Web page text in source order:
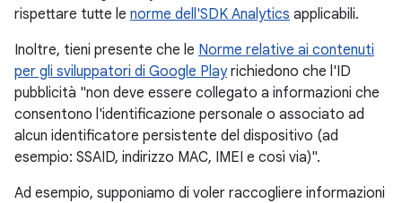
rispettare tutte le norme dell'SDK Analytics applicabili.
Inoltre, tieni presente che le Norme relative ai contenuti
per gli sviluppatori di Google Playrichiedono che l'ID
pubblicità "non deve essere collegato a informazioni che
consentono l'identificazione personale o associato ad
alcun identificatore persistente del dispositivo (ad
esempio: SSAID, indirizzo MAC, IMEI e così via)".
Ad esempio, supponiamo di voler raccogliere informazioni